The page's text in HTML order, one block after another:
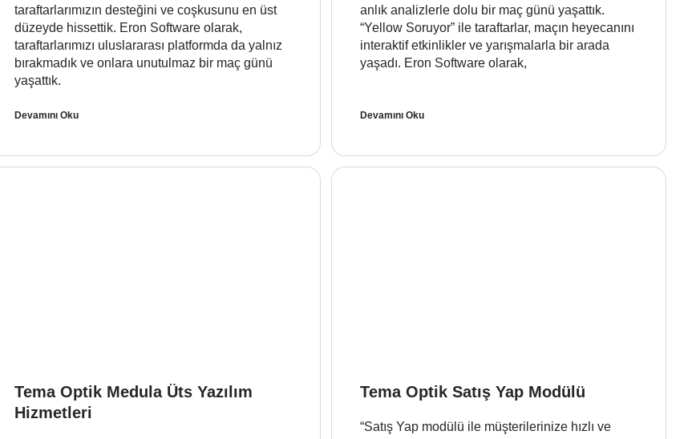
taraftarlarımızın desteğini ve coşkusunu en üst
düzeyde hissettik. Eron Software olarak,
taraftarlarımızı uluslararası platformda da yalnız
bırakmadık ve onlara unutulmaz bir maç günü
yaşattık.
Devamını Oku
anlık analizlerle dolu bir maç günü yaşattık.
“Yellow Soruyor” ile taraftarlar, maçın heyecanını
interaktif etkinlikler ve yarışmalarla bir arada
yaşadı. Eron Software olarak,
Devamını Oku
Tema Optik Medula Üts Yazılım
Hizmetleri
Tema Optik Satış Yap Modülü
“Satış Yap modülü ile müşterilerinize hızlı ve